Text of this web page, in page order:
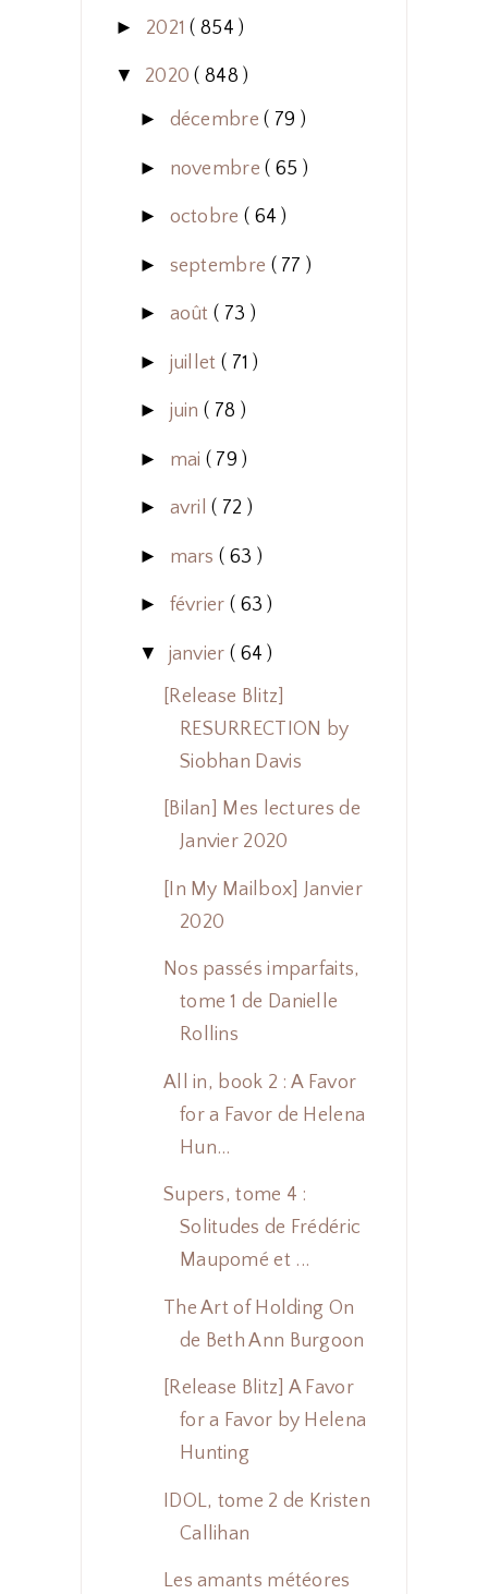
► 2021( 854 )
▼ 2020( 848 )
► décembre( 79 )
► novembre( 65 )
► octobre ( 64 )
► septembre ( 77 )
► août ( 73 )
► juillet ( 71 )
► juin ( 78 )
► mai ( 79 )
► avril( 72 )
► mars ( 63 )
► février ( 63 )
▼ janvier ( 64 )
[Release Blitz]
RESURRECTION by
Siobhan Davis
[Bilan] Mes lectures de
Janvier 2020
[In My Mailbox] Janvier
2020
Nos passés imparfaits,
tome 1 de Danielle
Rollins
All in, book 2 : A Favor
for a Favor de Helena
Hun...
Supers, tome 4 :
Solitudes de Frédéric
Maupomé et ...
The Art of Holding On
de Beth Ann Burgoon
[Release Blitz] A Favor
for a Favor by Helena
Hunting
IDOL, tome 2 de Kristen
Callihan
Les amants météores